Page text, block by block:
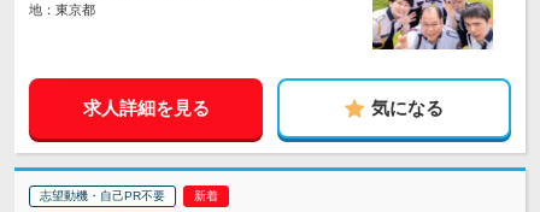
地：東京都
求人詳細を見る 気になる
志望動機・自己PR不要